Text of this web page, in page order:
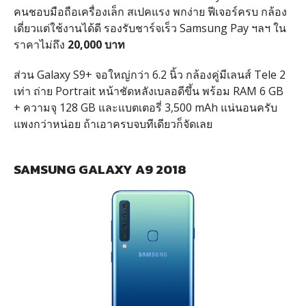
คนชอบมือถือเครื่องเล็ก สเปคแรง พกง่าย ฟีเจอร์ครบ กล้อง
เดี่ยวแต่ใช้งานได้ดี รองรับชาร์จเร็ว Samsung Pay ฯลฯ ใน
ราคาไม่ถึง 20,000 บาท
ส่วน Galaxy S9+ จอใหญ่กว่า 6.2 นิ้ว กล้องคู่มีเลนส์ Tele 2
เท่า ถ่าย Portrait หน้าชัดหลังเบลอดีขึ้น พร้อม RAM 6 GB
+ ความจุ 128 GB และแบตเตอรี่ 3,500 mAh แน่นอนครับ
แพงกว่าหน่อย ถ้าเอาครบจบทีเดียวก็จัดเลย
SAMSUNG GALAXY A9 2018